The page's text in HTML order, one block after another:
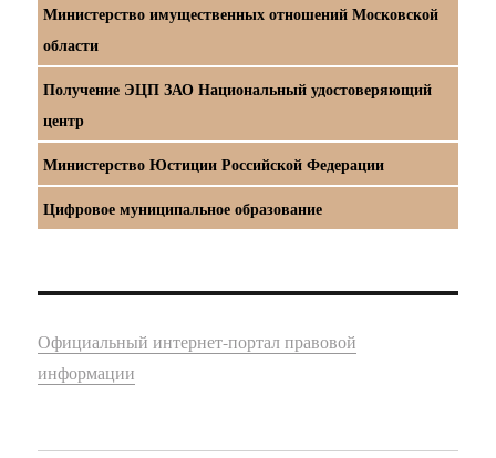
Министерство имущественных отношений Московской
области
Получение ЭЦП ЗАО Национальный удостоверяющий
центр
Министерство Юстиции Российской Федерации
Цифровое муниципальное образование
Официальный интернет-портал правовой
информации